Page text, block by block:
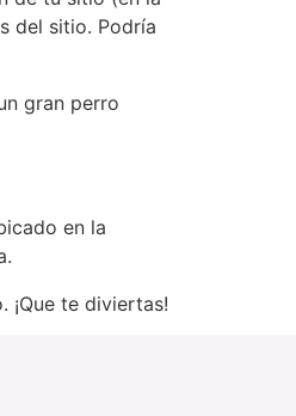
del sitio. Podría
gran perro
en la
¡Que te diviertas!